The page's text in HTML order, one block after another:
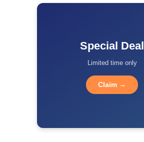
Special Deal
Limited time only
Claim →